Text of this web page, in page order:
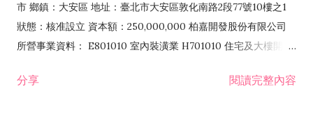
市 鄉鎮：大安區 地址：臺北市大安區敦化南路2段77號10樓之1
狀態：核准設立 資本額：250,000,000 柏嘉開發股份有限公司
所營事業資料： E801010 室內裝潢業 H701010 住宅及大樓開發
發業 H703090 不動產買賣業 H703100 不動產租賃業 I503010
分享 閱讀完整內容